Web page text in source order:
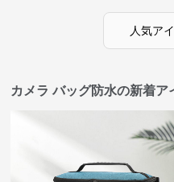
人気ア
カメラ バッグ防水の新着ア